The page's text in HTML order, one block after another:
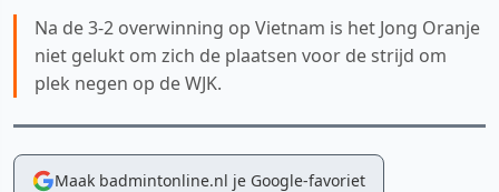
Na de 3-2 overwinning op Vietnam is het Jong Oranje
niet gelukt om zich de plaatsen voor de strijd om
plek negen op de WJK.
Maak badmintonline.nl je Google-favoriet